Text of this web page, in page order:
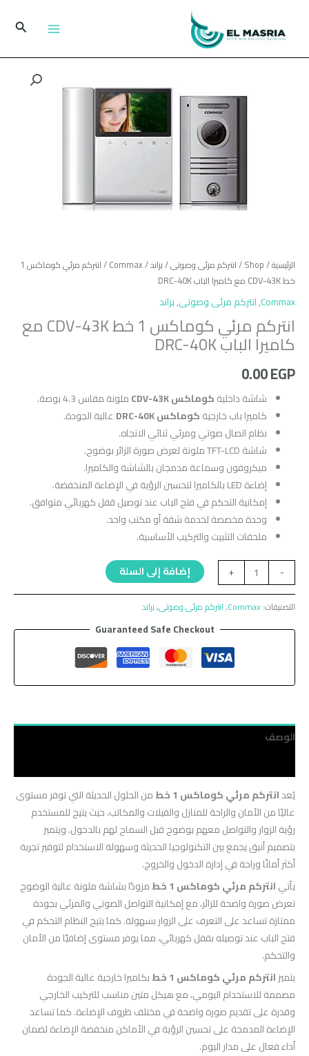
المحتوى
البحث
الرئيسية/
Shop
/انتركم مرئى وصوتى/براند/
Commax
/ انتركم مرئي كوماكس 1
خط CDV-43K مع كاميرا الباب DRC-40K
Commax
,انتركم مرئى وصوتى,براند
انتركم مرئي كوماكس 1 خط CDV-43K مع
كاميرا الباب DRC-40K
0.00EGP
شاشة داخليةكوماكس CDV-43K
ملونة مقاس 4.3 بوصة.
كاميرا باب خارجيةكوماكس DRC-40K
عالية الجودة.
نظام اتصال صوتي ومرئي ثنائي الاتجاه.
شاشة TFT-LCD ملونة لعرض صورة الزائر بوضوح.
ميكروفون وسماعة مدمجان بالشاشة والكاميرا.
إضاءة LED بالكاميرا لتحسين الرؤية في الإضاءة المنخفضة.
إمكانية التحكم في فتح الباب عند توصيل قفل كهربائي متوافق.
وحدة مخصصة لخدمة شقة أو مكتب واحد.
ملحقات التثبيت والتركيب الأساسية.
-
40K
+ إضافة إلى السلة
التصنيفات: Commax
,انتركم مرئى وصوتى,براند
Guaranteed Safe Checkout
الوصف
يُعدانتركم مرئي كوماكس 1 خط
من الحلول الحديثة التي توفر مستوى
عاليًا من الأمان والراحة للمنازل والفيلات والمكاتب، حيث يتيح للمستخدم
رؤية الزوار والتواصل معهم بوضوح قبل السماح لهم بالدخول. ويتميز
بتصميم أنيق يجمع بين التكنولوجيا الحديثة وسهولة الاستخدام لتوفير تجربة
أكثر أمانًا وراحة في إدارة الدخول والخروج.
يأتيانتركم مرئي كوماكس 1 خط
مزودًا بشاشة ملونة عالية الوضوح
تعرض صورة واضحة للزائر، مع إمكانية التواصل الصوتي والمرئي بجودة
ممتازة تساعد على التعرف على الزوار بسهولة. كما يتيح النظام التحكم في
فتح الباب عند توصيله بقفل كهربائي، مما يوفر مستوى إضافيًا من الأمان
والتحكم.
يتميزانتركم مرئي كوماكس 1 خط
بكاميرا خارجية عالية الجودة
مصممة للاستخدام اليومي، مع هيكل متين مناسب للتركيب الخارجي
وقدرة على تقديم صورة واضحة في مختلف ظروف الإضاءة. كما تساعد
الإضاءة المدمجة على تحسين الرؤية في الأماكن منخفضة الإضاءة لضمان
أداء فعال على مدار اليوم.